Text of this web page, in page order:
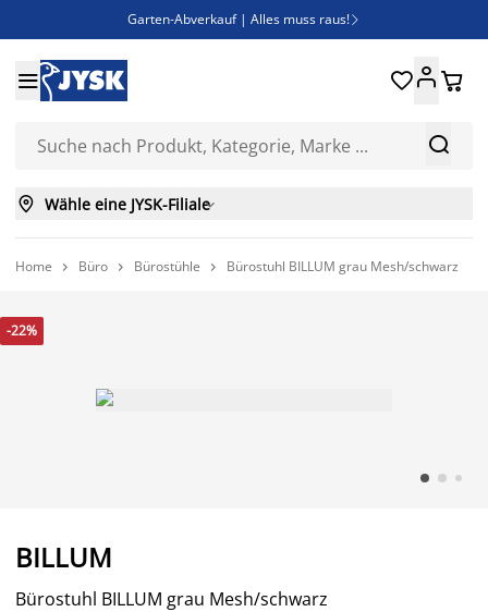
Garten-Abverkauf | Alles muss raus! 
Bist du Unternehmer? Entdecke JYSK-B2B
Esszimmerstuhl ADSLEV um nur 40€


 
 Wähle eine JYSK-Filiale
Home  Büro  Bürostühle  Bürostuhl BILLUM grau Mesh/schwarz
-22%
BILLUM
Bürostuhl BILLUM grau Mesh/schwarz